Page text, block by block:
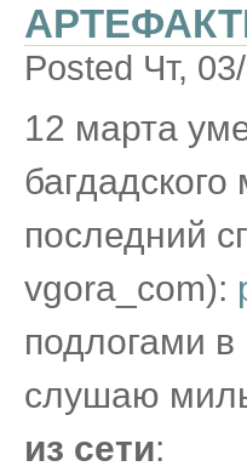
Posted Чт,
12 марта
последний
vgora_com):
подлогами
слушаю
из сети: